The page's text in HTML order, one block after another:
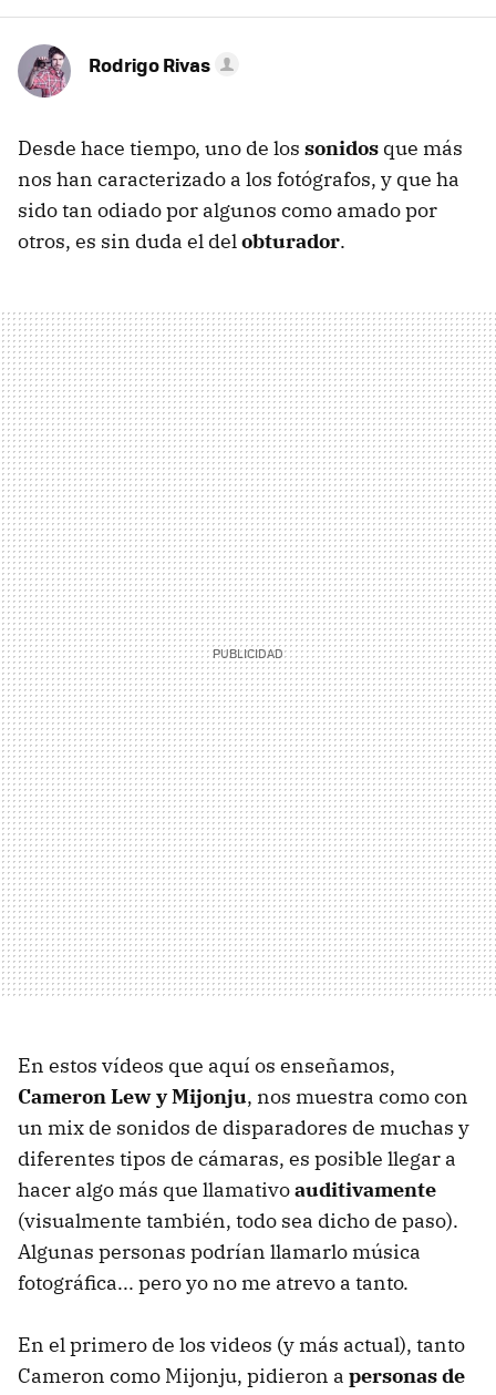
Rodrigo Rivas
Desde hace tiempo, uno de los sonidos que más
nos han caracterizado a los fotógrafos, y que ha
sido tan odiado por algunos como amado por
otros, es sin duda el delobturador.
En estos vídeos que aquí os enseñamos,
Cameron Lew y Mijonju, nos muestra como con
un mix de sonidos de disparadores de muchas y
diferentes tipos de cámaras, es posible llegar a
hacer algo más que llamativoauditivamente
(visualmente también, todo sea dicho de paso).
Algunas personas podrían llamarlo música
fotográfica... pero yo no me atrevo a tanto.
En el primero de los videos (y más actual), tanto
Cameron como Mijonju, pidieron a personas de